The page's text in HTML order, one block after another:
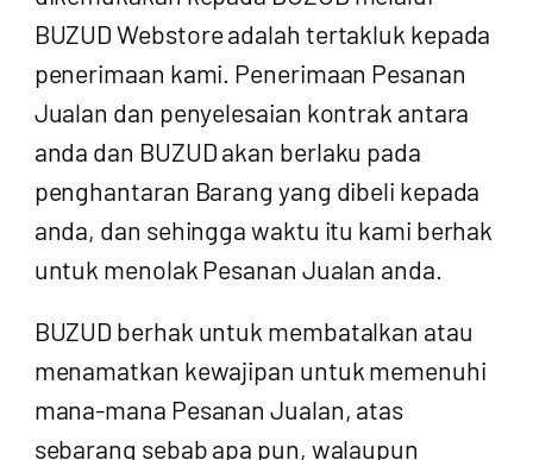
BUZUD Webstore adalah tertakluk kepada
penerimaan kami. Penerimaan Pesanan
Jualan dan penyelesaian kontrak antara
anda dan BUZUD akan berlaku pada
penghantaran Barang yang dibeli kepada
anda, dan sehingga waktu itu kami berhak
untuk menolak Pesanan Jualan anda.
BUZUD berhak untuk membatalkan atau
menamatkan kewajipan untuk memenuhi
mana-mana Pesanan Jualan, atas
sebarang sebab apa pun, walaupun